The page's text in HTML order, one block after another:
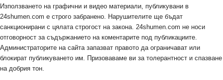
Използването на графични и видео материали, публикувани в
24shumen.com е строго забранено. Нарушителите ще бъдат
санкционирани с цялата строгост на закона. 24shumen.com не носи
отговорност за съдържанието на коментарите под публикациите.
Администраторите на сайта запазват правото да ограничават или
блокират публикуването им. Призоваваме ви за толерантност и спазване
на добрия тон.